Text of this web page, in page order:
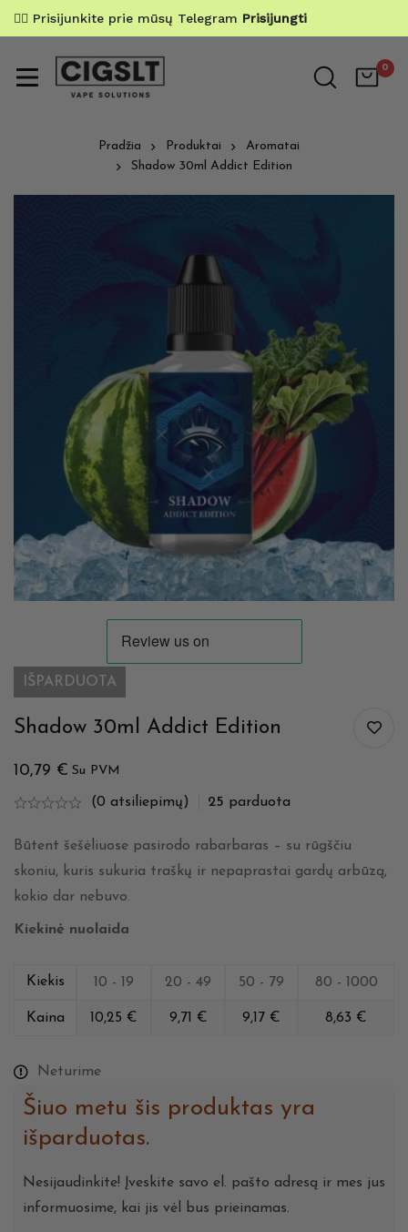
✌🏼 Prisijunkite prie mūsų Telegram Prisijungti
0
Pradžia Produktai
Aromatai
Shadow 30ml Addict Edition
IŠPARDUOTA
Shadow 30ml Addict Edition
10,79 € Su PVM
(0 atsiliepimų) 25 parduota
Būtent šešėliuose pasirodo rabarbaras – su rūgščiu
skoniu, kuris sukuria traškų ir nepaprastai gardų arbūzą,
kokio dar nebuvo.
Kiekinė nuolaida
Kiekis 10 - 19 20 - 49 50 - 79 80 - 1000
Kaina 10,25 € 9,71 € 9,17 € 8,63 €
Neturime
Šiuo metu šis produktas yra
išparduotas.
Nesijaudinkite! Įveskite savo el. pašto adresą ir mes jus
informuosime, kai jis vėl bus prieinamas.